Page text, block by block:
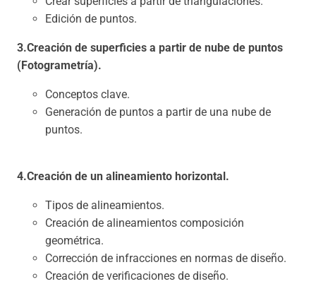
Edición de puntos.
3.Creación de superficies a partir de nube de puntos
(Fotogrametría).
Conceptos clave.
Generación de puntos a partir de una nube de
puntos.
4.Creación de un alineamiento horizontal.
Tipos de alineamientos.
Creación de alineamientos composición
geométrica.
Corrección de infracciones en normas de diseño.
Creación de verificaciones de diseño.